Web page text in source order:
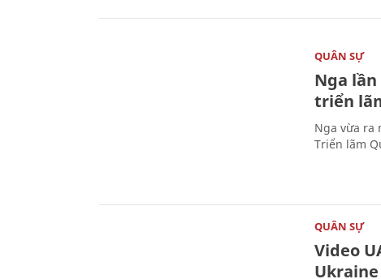
QUÂN SỰ
Nga
triển
Nga vừa ra
Triển lãm
QUÂN SỰ
Video
Ukraine